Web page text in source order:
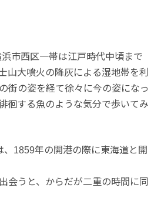
市西区一帯は江戸時代中頃まで
山大噴火の降灰による湿地帯を利
街の姿を経て徐々に今の姿になっ
徊する魚のような気分で歩いてみ
1859年の開港の際に東海道と開
会うと、からだが二重の時間に同